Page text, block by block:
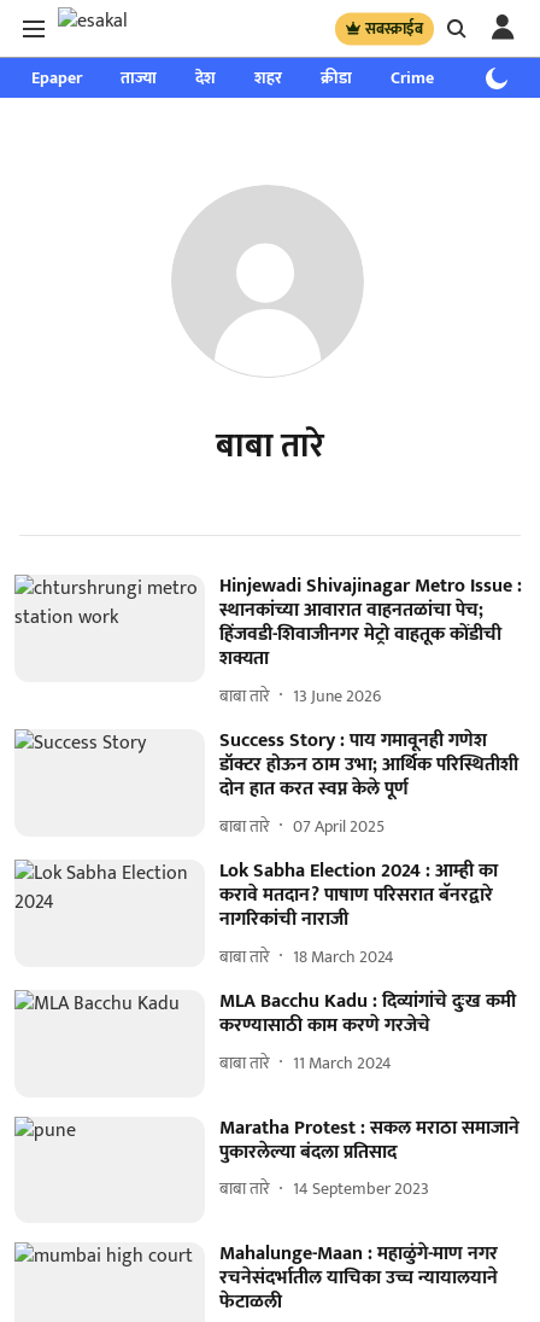
सबस्क्राईब
Epaper ताज्या देश शहर क्रीडा Crime साप्ताहिक
बाबा तारे
Hinjewadi Shivajinagar Metro Issue :
स्थानकांच्या आवारात वाहनतळांचा पेच;
हिंजवडी-शिवाजीनगर मेट्रो वाहतूक कोंडीची
शक्यता
बाबा तारे 13 June 2026
Success Story : पाय गमावूनही गणेश
डॉक्टर होऊन ठाम उभा; आर्थिक परिस्थितीशी
दोन हात करत स्वप्न केले पूर्ण
बाबा तारे 07 April 2025
Lok Sabha Election 2024 : आम्ही का
करावे मतदान? पाषाण परिसरात बॅनरद्वारे
नागरिकांची नाराजी
बाबा तारे 18 March 2024
MLA Bacchu Kadu : दिव्यांगांचे दुःख कमी
करण्यासाठी काम करणे गरजेचे
बाबा तारे 11 March 2024
Maratha Protest : सकल मराठा समाजाने
पुकारलेल्या बंदला प्रतिसाद
बाबा तारे 14 September 2023
Mahalunge-Maan : महाळुंगे-माण नगर
रचनेसंदर्भातील याचिका उच्च न्यायालयाने
फेटाळली